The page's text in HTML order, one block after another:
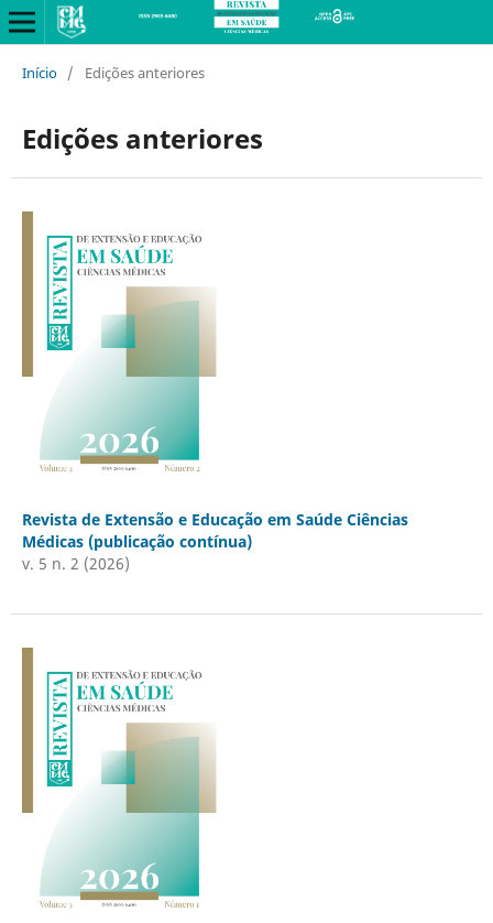
Início / Edições anteriores
Edições anteriores
Revista de Extensão e Educação em Saúde Ciências
Médicas (publicação contínua)
v. 5 n. 2 (2026)